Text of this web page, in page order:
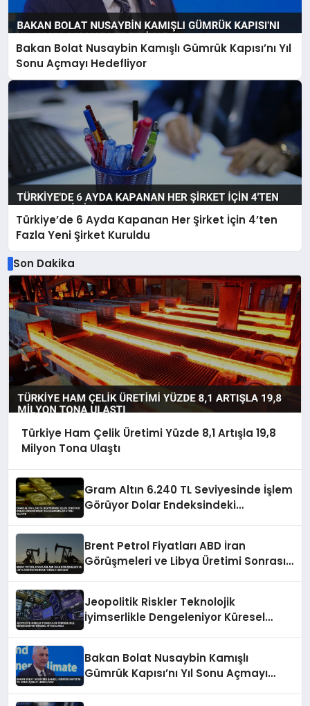
Bakan Bolat Nusaybin Kamışlı Gümrük Kapısı’nı Yıl
Sonu Açmayı Hedefliyor
Türkiye’de 6 Ayda Kapanan Her Şirket İçin 4’ten
Fazla Yeni Şirket Kuruldu
Son Dakika
Türkiye Ham Çelik Üretimi Yüzde 8,1 Artışla 19,8
Milyon Tona Ulaştı
Gram Altın 6.240 TL Seviyesinde İşlem
Görüyor Dolar Endeksindeki
Brent Petrol Fiyatları ABD İran
Görüşmeleri ve Libya Üretimi Sonrası
Jeopolitik Riskler Teknolojik
İyimserlikle Dengeleniyor Küresel
Bakan Bolat Nusaybin Kamışlı
Gümrük Kapısı’nı Yıl Sonu Açmayı